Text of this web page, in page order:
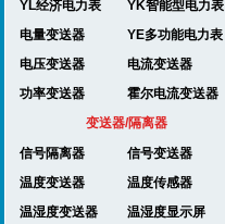
YL经济电力表
YK智能型电力表
电量变送器
YE多功能电力表
电压变送器
电流变送器
功率变送器
霍尔电流变送器
变送器/隔离器
信号隔离器
信号变送器
温度变送器
温度传感器
温湿度变送器
温湿度显示屏